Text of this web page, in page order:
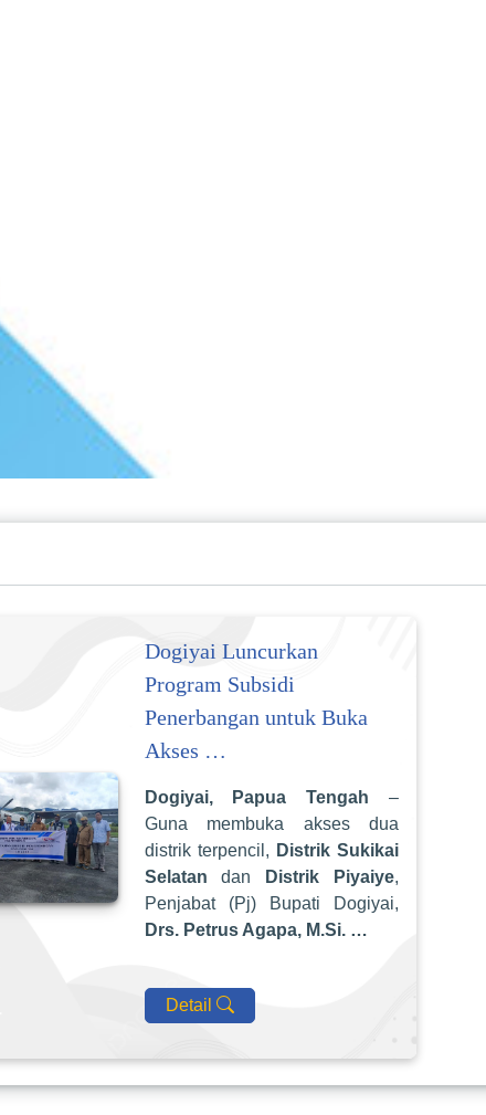
Dogiyai Luncurkan
Program Subsidi
Penerbangan untuk Buka
Akses …
Dogiyai, Papua Tengah –
Guna membuka akses dua
distrik terpencil, Distrik Sukikai
Selatan dan Distrik Piyaiye,
Penjabat (Pj) Bupati Dogiyai,
Drs. Petrus Agapa, M.Si. …
Detail